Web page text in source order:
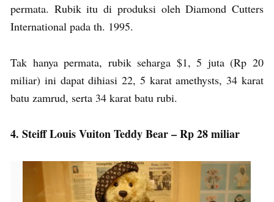
permata. Rubik itu di produksi oleh Diamond Cutters
International pada th. 1995.
Tak hanya permata, rubik seharga $1, 5 juta (Rp 20
miliar) ini dapat dihiasi 22, 5 karat amethysts, 34 karat
batu zamrud, serta 34 karat batu rubi.
4. Steiff Louis Vuiton Teddy Bear – Rp 28 miliar